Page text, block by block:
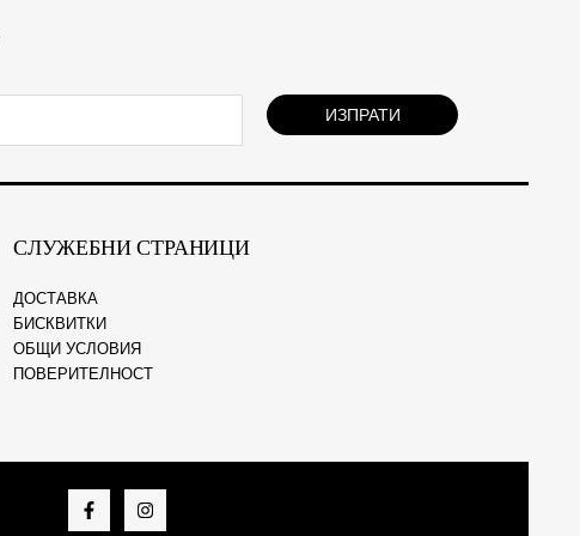
ИЗПРАТИ
СЛУЖЕБНИ СТРАНИЦИ
ДОСТАВКА
БИСКВИТКИ
ОБЩИ УСЛОВИЯ
ПОВЕРИТЕЛНОСТ